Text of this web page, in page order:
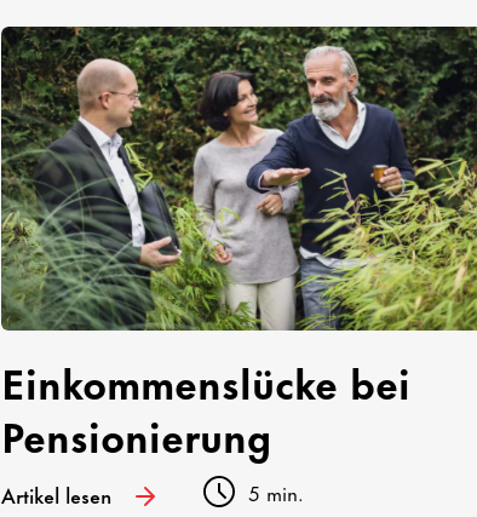
Einkommenslücke bei
Pensionierung
Artikel lesen 5 min.